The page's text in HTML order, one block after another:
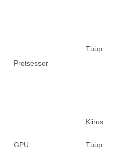
Protsessor
Tüüp
Kiirus
GPU
Tüüp